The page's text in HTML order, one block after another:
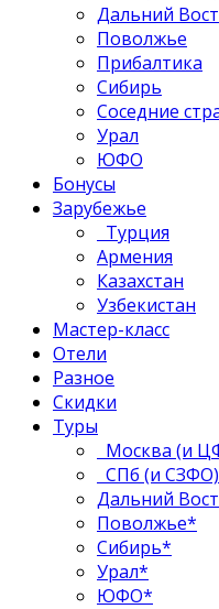
Дальний
Поволжье
Прибалтика
Сибирь
Соседние
Урал
ЮФО
Бонусы
Зарубежье
Турция
Армения
Казахстан
Узбекистан
Мастер-класс
Отели
Разное
Скидки
Туры
Москва (и
СПб (и
Дальний
Поволжье*
Сибирь*
Урал*
ЮФО*